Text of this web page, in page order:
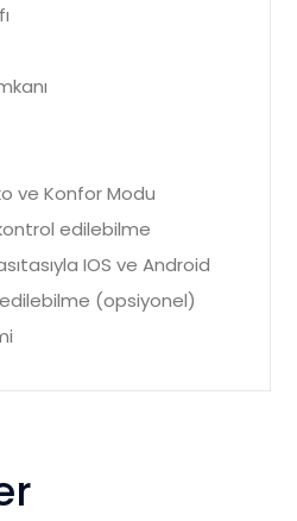
ve Konfor Modu
edilebilme
IOS ve Android
(opsiyonel)